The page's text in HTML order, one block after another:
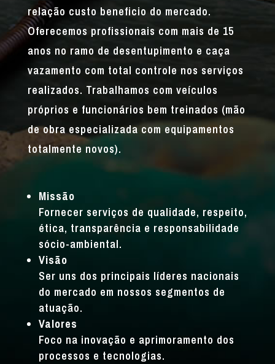
relação custo beneficio do mercado.
Oferecemos profissionais com mais de 15
anos no ramo de desentupimento e caça
vazamento com total controle nos serviços
realizados. Trabalhamos com veículos
próprios e funcionários bem treinados (mão
de obra especializada com equipamentos
totalmente novos).
Missão
Fornecer serviços de qualidade, respeito,
ética, transparência e responsabilidade
sócio-ambiental.
Visão
Ser uns dos principais líderes nacionais
do mercado em nossos segmentos de
atuação.
Valores
Foco na inovação e aprimoramento dos
processos e tecnologias.